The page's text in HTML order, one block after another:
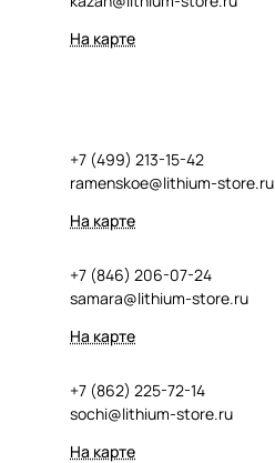
На карте
+7 (499) 213-15-42
ramenskoe@lithium-store.ru
На карте
+7 (846) 206-07-24
samara@lithium-store.ru
На карте
+7 (862) 225-72-14
sochi@lithium-store.ru
На карте